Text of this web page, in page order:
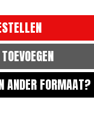
ANDER FORMAAT?